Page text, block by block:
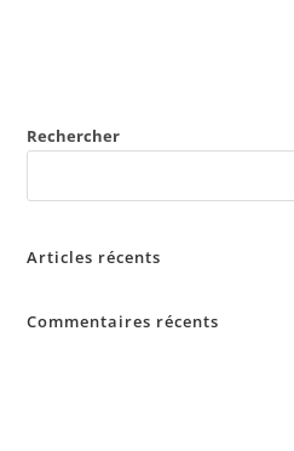
Rechercher
Articles récents
Commentaires récents